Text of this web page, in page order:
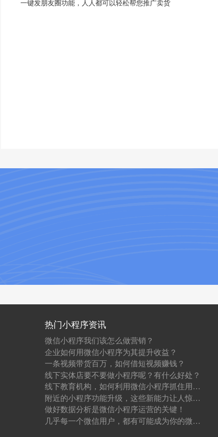
一键发朋友圈功能，人人都可以轻松帮您推广卖货
热门小程序资讯
微信小程序我们该怎么做营销？
企业如何用微信小程序为其提升收益？
一条视频带货百万，如何借短视频赚钱？
线下实体店要不要做小程序呢？有什么好处？
线下教育机构，如何利用微信小程序抓住用户？
附近的小程序功能升级，这些新能力让人惊喜！
做好数据分析是微信小程序运营的关键！
几乎每一个微信用户，都有可能成为你的微信小程序用户